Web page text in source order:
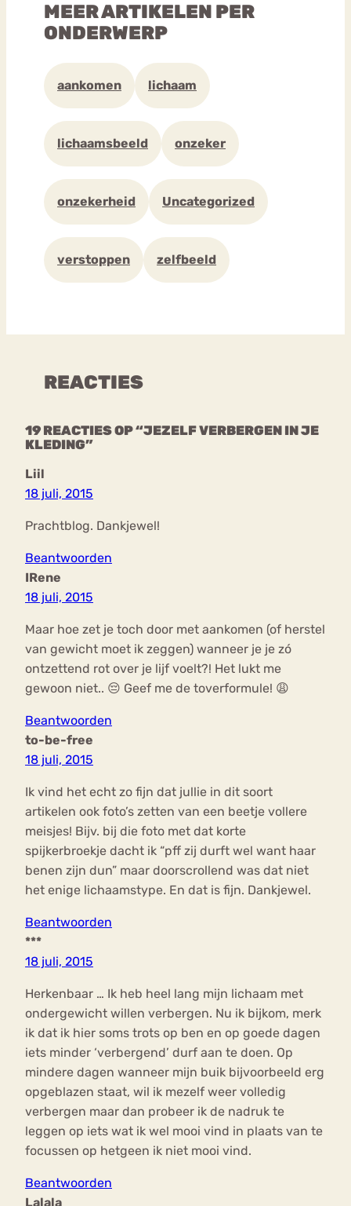
MEER ARTIKELEN PER
ONDERWERP
aankomen lichaam
lichaamsbeeld onzeker
onzekerheid Uncategorized
verstoppen zelfbeeld
REACTIES
19 REACTIES OP “JEZELF VERBERGEN IN JE
KLEDING”
Liil
18 juli, 2015
Prachtblog. Dankjewel!
Beantwoorden
IRene
18 juli, 2015
Maar hoe zet je toch door met aankomen (of herstel
van gewicht moet ik zeggen) wanneer je je zó
ontzettend rot over je lijf voelt?! Het lukt me
gewoon niet.. 😔 Geef me de toverformule! 😩
Beantwoorden
to-be-free
18 juli, 2015
Ik vind het echt zo fijn dat jullie in dit soort
artikelen ook foto’s zetten van een beetje vollere
meisjes! Bijv. bij die foto met dat korte
spijkerbroekje dacht ik “pff zij durft wel want haar
benen zijn dun” maar doorscrollend was dat niet
het enige lichaamstype. En dat is fijn. Dankjewel.
Beantwoorden
***
18 juli, 2015
Herkenbaar … Ik heb heel lang mijn lichaam met
ondergewicht willen verbergen. Nu ik bijkom, merk
ik dat ik hier soms trots op ben en op goede dagen
iets minder ‘verbergend’ durf aan te doen. Op
mindere dagen wanneer mijn buik bijvoorbeeld erg
opgeblazen staat, wil ik mezelf weer volledig
verbergen maar dan probeer ik de nadruk te
leggen op iets wat ik wel mooi vind in plaats van te
focussen op hetgeen ik niet mooi vind.
Beantwoorden
Lalala